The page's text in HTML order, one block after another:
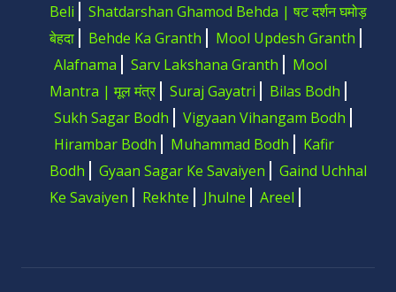
Beli
Shatdarshan Ghamod Behda | षट दर्शन घमोड़
बेहदा
Behde Ka Granth
Mool Updesh Granth
Alafnama
Sarv Lakshana Granth
Mool
Mantra | मूल मंत्र
Suraj Gayatri
Bilas Bodh
Sukh Sagar Bodh
Vigyaan Vihangam Bodh
Hirambar Bodh
Muhammad Bodh
Kafir
Bodh
Gyaan Sagar Ke Savaiyen
Gaind Uchhal
Ke Savaiyen
Rekhte Jhulne Areel